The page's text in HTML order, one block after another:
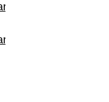
Tour
Tour